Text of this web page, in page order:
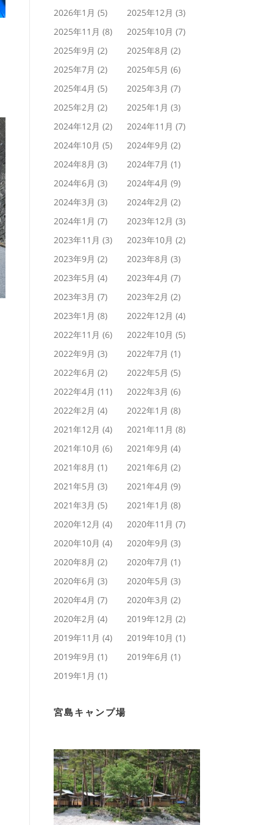
2026年1月 (5) 2025年12月 (3)
2025年11月 (8) 2025年10月 (7)
2025年9月 (2) 2025年8月 (2)
2025年7月 (2) 2025年5月 (6)
2025年4月 (5) 2025年3月 (7)
2025年2月 (2) 2025年1月 (3)
2024年12月 (2) 2024年11月 (7)
2024年10月 (5) 2024年9月 (2)
2024年8月 (3) 2024年7月 (1)
2024年6月 (3) 2024年4月 (9)
2024年3月 (3) 2024年2月 (2)
2024年1月 (7) 2023年12月 (3)
2023年11月 (3) 2023年10月 (2)
2023年9月 (2) 2023年8月 (3)
2023年5月 (4) 2023年4月 (7)
2023年3月 (7) 2023年2月 (2)
2023年1月 (8) 2022年12月 (4)
2022年11月 (6) 2022年10月 (5)
2022年9月 (3) 2022年7月 (1)
2022年6月 (2) 2022年5月 (5)
2022年4月 (11) 2022年3月 (6)
2022年2月 (4) 2022年1月 (8)
2021年12月 (4) 2021年11月 (8)
2021年10月 (6) 2021年9月 (4)
2021年8月 (1) 2021年6月 (2)
2021年5月 (3) 2021年4月 (9)
2021年3月 (5) 2021年1月 (8)
2020年12月 (4) 2020年11月 (7)
2020年10月 (4) 2020年9月 (3)
2020年8月 (2) 2020年7月 (1)
2020年6月 (3) 2020年5月 (3)
2020年4月 (7) 2020年3月 (2)
2020年2月 (4) 2019年12月 (2)
2019年11月 (4) 2019年10月 (1)
2019年9月 (1) 2019年6月 (1)
2019年1月 (1)
宮島キャンプ場